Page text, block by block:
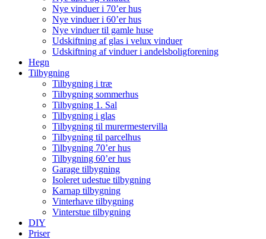
Nye vinduer i 70’er hus
Nye vinduer i 60’er hus
Nye vinduer til gamle huse
Udskiftning af glas i velux vinduer
Udskiftning af vinduer i andelsboligforening
Hegn
Tilbygning
Tilbygning i træ
Tilbygning sommerhus
Tilbygning 1. Sal
Tilbygning i glas
Tilbygning til murermestervilla
Tilbygning til parcelhus
Tilbygning 70’er hus
Tilbygning 60’er hus
Garage tilbygning
Isoleret udestue tilbygning
Karnap tilbygning
Vinterhave tilbygning
Vinterstue tilbygning
DIY
Priser